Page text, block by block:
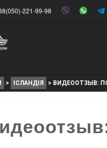
221-99-98
> ІСЛАНДІЯ > ВИДЕООТЗЫВ: